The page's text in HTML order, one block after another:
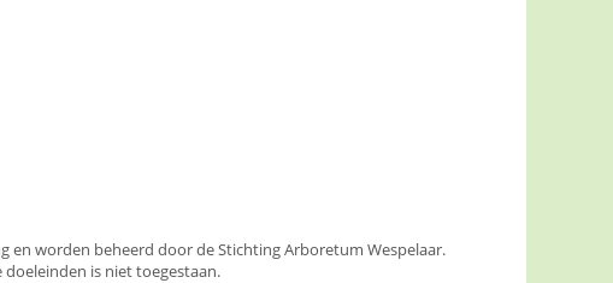
en worden beheerd door de Stichting Arboretum Wespelaar.
is niet toegestaan.